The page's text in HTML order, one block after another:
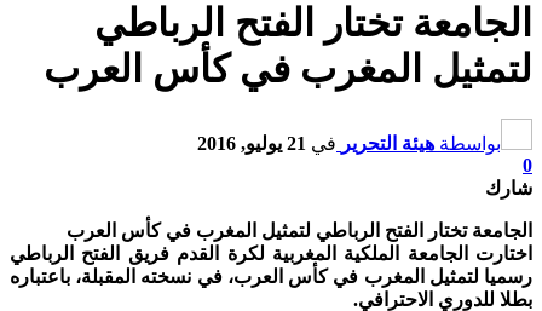
الجامعة تختار الفتح الرباطي
لتمثيل المغرب في كأس العرب
بواسطة هيئة التحرير في 21 يوليو, 2016
0
شارك
الجامعة تختار الفتح الرباطي لتمثيل المغرب في كأس العرب
اختارت الجامعة الملكية المغربية لكرة القدم فريق الفتح الرباطي
رسميا لتمثيل المغرب في كأس العرب، في نسخته المقبلة، باعتباره
بطلا للدوري الاحترافي.